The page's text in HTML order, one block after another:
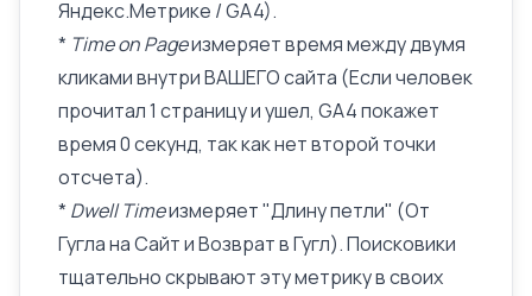
Яндекс.Метрике /GA4).
* Time on Pageизмеряет время между двумя
кликами внутри ВАШЕГО сайта (Если человек
прочитал 1 страницу и ушел, GA4 покажет
время 0 секунд, так как нет второй точки
отсчета).
* Dwell Timeизмеряет "Длину петли" (От
Гугла на Сайт и Возврат в Гугл). Поисковики
тщательно скрывают эту метрику в своих